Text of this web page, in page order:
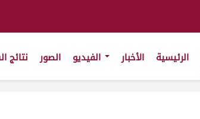
الرئيسية الأخبار الصور نتائج